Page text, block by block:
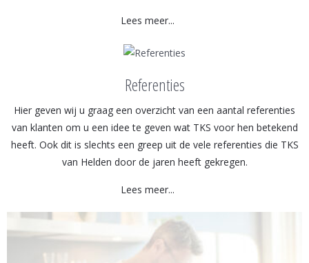
Lees meer...
Referenties
Hier geven wij u graag een overzicht van een aantal referenties
van klanten om u een idee te geven wat TKS voor hen betekend
heeft. Ook dit is slechts een greep uit de vele referenties die TKS
van Helden door de jaren heeft gekregen.
Lees meer...